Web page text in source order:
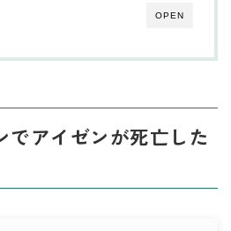
OPEN
でアイゼンが死亡した